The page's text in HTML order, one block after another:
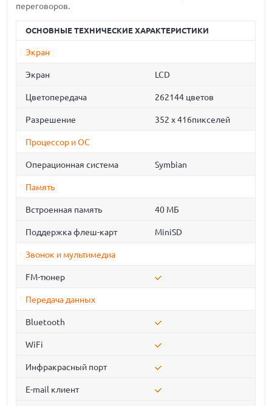
переговоров.
ОСНОВНЫЕ ТЕХНИЧЕСКИЕ ХАРАКТЕРИСТИКИ
Экран
Экран LCD
Цветопередача 262144 цветов
Разрешение 352 x 416пикселей
Процессор и ОС
Операционная система Symbian
Память
Встроенная память 40 МБ
Поддержка флеш-карт MiniSD
Звонок и мультимедиа
FM-тюнер
Передача данных
Bluetooth
WiFi
Инфракрасный порт
E-mail клиент